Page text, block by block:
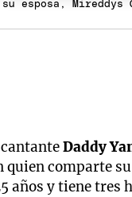
su esposa, Mireddys
cantanteDaddy
quien comparte
años y tiene tres